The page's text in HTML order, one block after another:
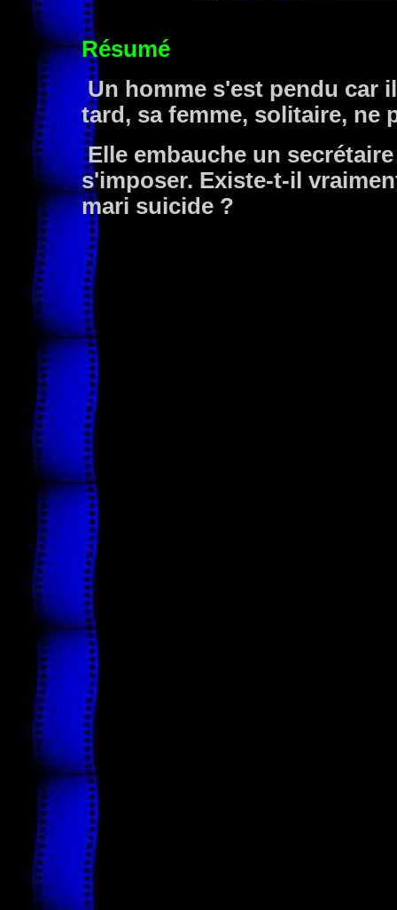
Résumé
Un homme s'est pendu car
tard, sa femme, solitaire, ne
Elle embauche un
s'imposer. Existe-t-il
mari suicide ?